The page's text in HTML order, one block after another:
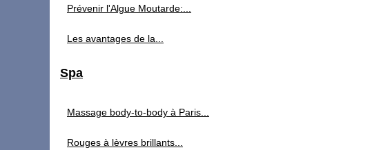
Prévenir l'Algue Moutarde:...
Les avantages de la...
Spa
Massage body-to-body à Paris...
Rouges à lèvres brillants...